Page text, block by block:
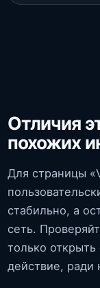
Отличия
похожих
Для страницы
стабильно, а
сеть.
только
действие, ради